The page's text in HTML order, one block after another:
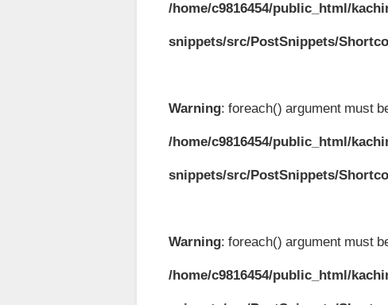
/home/c9816454/public_html/
snippets/src/PostSnippets/
Warning: foreach() argument must
/home/c9816454/public_html/
snippets/src/PostSnippets/
Warning: foreach() argument must
/home/c9816454/public_html/